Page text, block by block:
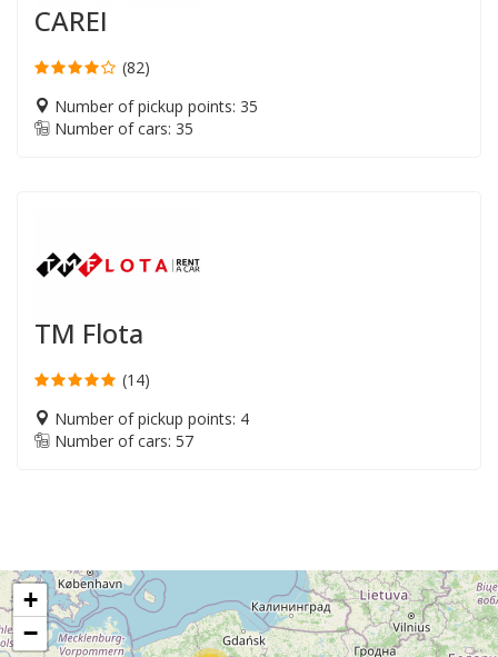
CAREI
(82)
Number of pickup points: 35
Number of cars: 35
TM Flota
(14)
Number of pickup points: 4
Number of cars: 57
+
−